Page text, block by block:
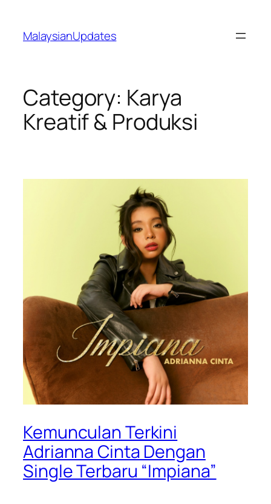
content
MalaysianUpdates
Category: Karya
Kreatif & Produksi
Kemunculan Terkini
Adrianna Cinta Dengan
Single Terbaru “Impiana”